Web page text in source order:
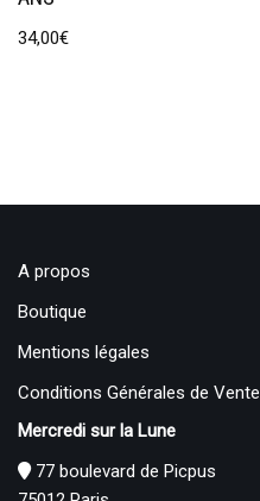
34,00€
A propos
Boutique
Mentions légales
Conditions Générales de Vente
Mercredi sur la Lune
77 boulevard de Picpus